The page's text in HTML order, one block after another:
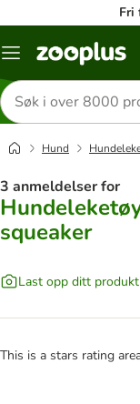
Fri
Katalogmeny
Søk
etter
produkter
Hund
3 anmeldelser for
squeaker
Last opp ditt
This is a stars rating